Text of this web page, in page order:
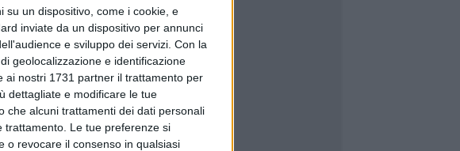
su un dispositivo, come i cookie, e
inviate da un dispositivo per annunci
e sviluppo dei servizi. Con la
geolocalizzazione e identificazione
ai nostri 1731 partner il trattamento per
dettagliate e modificare le tue
che alcuni trattamenti dei dati personali
trattamento. Le tue preferenze si
o revocare il consenso in qualsiasi
Maria
della